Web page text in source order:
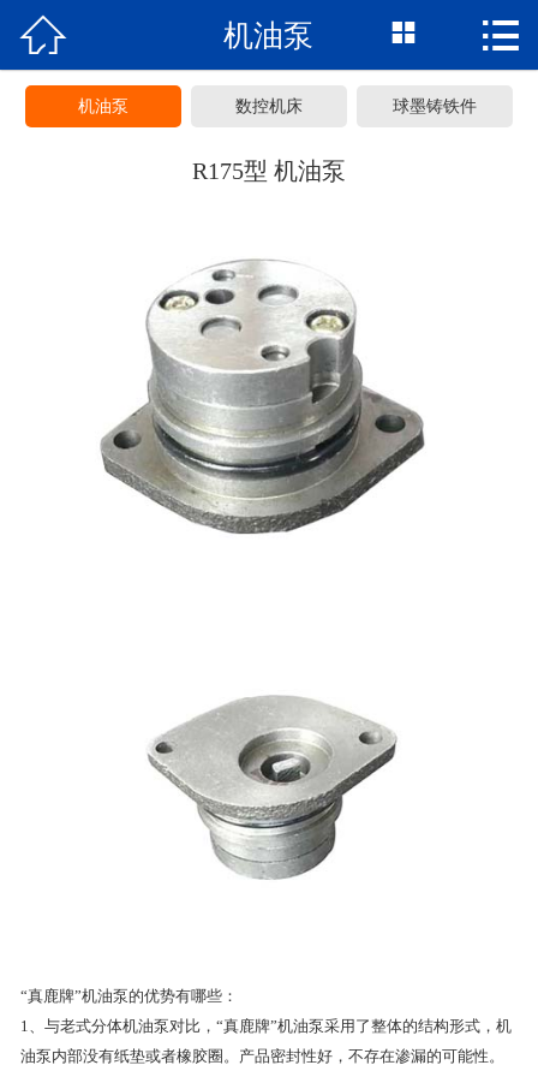
网站首页
常见问题
联系我们
 机油泵  
机油泵 数控机床 球墨铸铁件
R175型 机油泵
“真鹿牌”机油泵的优势有哪些：
1、与老式分体机油泵对比，“真鹿牌”机油泵采用了整体的结构形式，机
油泵内部没有纸垫或者橡胶圈。产品密封性好，不存在渗漏的可能性。